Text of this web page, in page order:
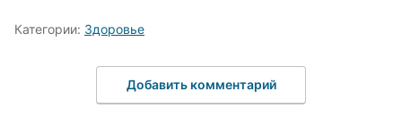
Категории: Здоровье
Добавить комментарий